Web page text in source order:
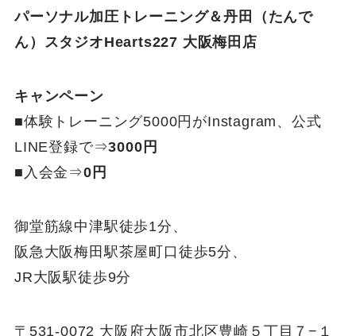
パーソナル加圧トレーニング＆丹田（たんで
ん）スタジオHearts227 大阪梅田店
キャンペーン
■体験トレーニング5000円がInstagram、公式
LINE登録で⇒3000円
■入会金⇒0円
御堂筋線中津駅徒歩1分、
阪急大阪梅田駅茶屋町口徒歩5分、
JR大阪駅徒歩9分
〒531-0072 大阪府大阪市北区豊崎５丁目７−１